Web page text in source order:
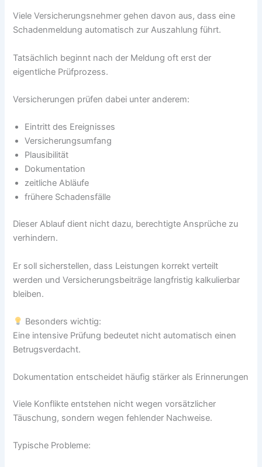
Viele Versicherungsnehmer gehen davon aus, dass eine
Schadenmeldung automatisch zur Auszahlung führt.
Tatsächlich beginnt nach der Meldung oft erst der
eigentliche Prüfprozess.
Versicherungen prüfen dabei unter anderem:
Eintritt des Ereignisses
Versicherungsumfang
Plausibilität
Dokumentation
zeitliche Abläufe
frühere Schadensfälle
Dieser Ablauf dient nicht dazu, berechtigte Ansprüche zu
verhindern.
Er soll sicherstellen, dass Leistungen korrekt verteilt
werden und Versicherungsbeiträge langfristig kalkulierbar
bleiben.
Besonders wichtig:
Eine intensive Prüfung bedeutet nicht automatisch einen
Betrugsverdacht.
Dokumentation entscheidet häufig stärker als Erinnerungen
Viele Konflikte entstehen nicht wegen vorsätzlicher
Täuschung, sondern wegen fehlender Nachweise.
Typische Probleme: